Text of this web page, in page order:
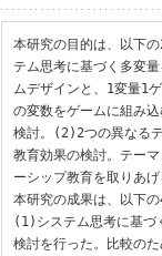
本研究の目的は、以下
テム思考に基づく多変
ムデザインと、1変量1
の変数をゲームに組み
検討。(2)2つの異なる
教育効果の検討。テー
ーシップ教育を取りあげ
本研究の成果は、以下の
(1)システム思考に基づ
検討を行った。比較の